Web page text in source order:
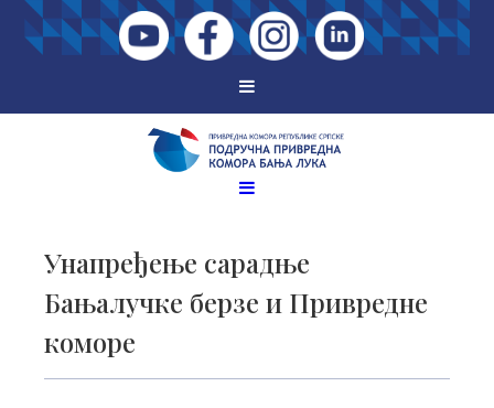
Унапређење сарадње
Бањалучке берзе и Привредне
коморе